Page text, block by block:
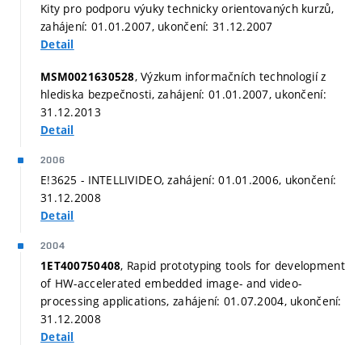
Kity pro podporu výuky technicky orientovaných kurzů,
zahájení: 01.01.2007, ukončení: 31.12.2007
Detail
MSM0021630528, Výzkum informačních technologií z
hlediska bezpečnosti, zahájení: 01.01.2007, ukončení:
31.12.2013
Detail
2006
E!3625 - INTELLIVIDEO, zahájení: 01.01.2006, ukončení:
31.12.2008
Detail
2004
1ET400750408, Rapid prototyping tools for development
of HW-accelerated embedded image- and video-
processing applications, zahájení: 01.07.2004, ukončení:
31.12.2008
Detail